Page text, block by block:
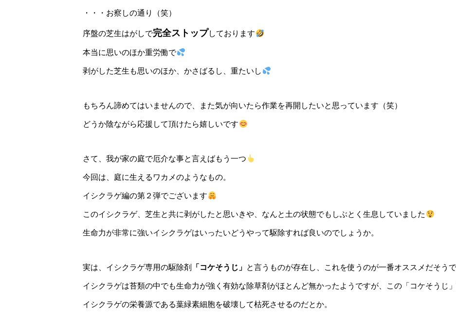
・・・お察しの通り（笑）
序盤の芝生はがしで完全ストップしております
本当に思いのほか重労働で
剥がした芝生も思いのほか、かさばるし、重たいし
もちろん諦めてはいませんので、また気が向いたら作業を再開したいと思っています（笑）
どうか陰ながら応援して頂けたら嬉しいです
さて、我が家の庭で厄介な事と言えばもう一つ
今回は、庭に生えるワカメのようなもの。
イシクラゲ編の第２弾でございます
このイシクラゲ、芝生と共に剥がしたと思いきや、なんと土の状態でもしぶとく生息していました
生命力が非常に強いイシクラゲはいったいどうやって駆除すれば良いのでしょうか。
実は、イシクラゲ専用の駆除剤 「コケそうじ」 と言うものが存在し、これを使うのが一番オススメだそうで
イシクラゲは苔類の中でも生命力が強く有効な除草剤がほとんど無かったようですが、この「コケそうじ
イシクラゲの栄養源である葉緑素細胞を破壊して枯死させるのだとか。